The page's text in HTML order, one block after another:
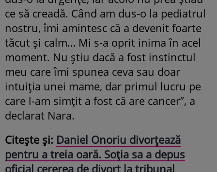
ce să creadă. Când am dus-o la pediatrul
nostru, îmi amintesc că a devenit foarte
tăcut și calm… Mi s-a oprit inima în acel
moment. Nu știu dacă a fost instinctul
meu care îmi spunea ceva sau doar
intuiția unei mame, dar primul lucru pe
care l-am simțit a fost că are cancer”, a
declarat Nara.
Citește și: Daniel Onoriu divorțează
pentru a treia oară. Soția sa a depus
oficial cererea de divorț la tribunal